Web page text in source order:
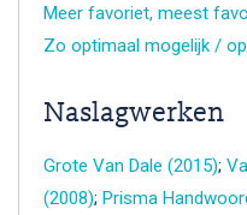
Meer favoriet, meest
Zo optimaal mogelijk /
Naslagwerken
Grote Van Dale (2015);
(2008); Prisma